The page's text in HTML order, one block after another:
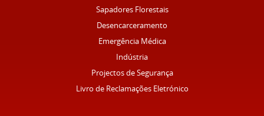
Sapadores Florestais
Desencarceramento
Emergência Médica
Indústria
Projectos de Segurança
Livro de Reclamações Eletrónico